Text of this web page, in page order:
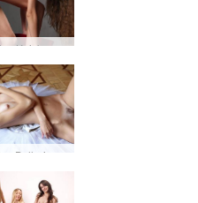
Knickers
Ballerina